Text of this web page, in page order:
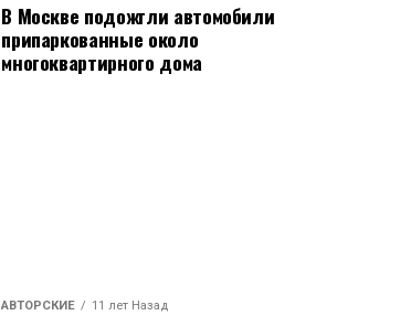
В Москве подожгли автомобили
припаркованные около
многоквартирного дома
АВТОРСКИЕ 11 лет Назад